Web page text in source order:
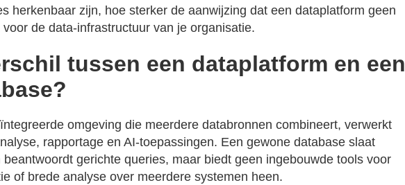
herkenbaar zijn, hoe sterker de aanwijzing dat een dataplatform geen
de data-infrastructuur van je organisatie.
tussen een dataplatform en een
omgeving die meerdere databronnen combineert, verwerkt
rapportage en AI-toepassingen. Een gewone database slaat
gerichte queries, maar biedt geen ingebouwde tools voor
of brede analyse over meerdere systemen heen.